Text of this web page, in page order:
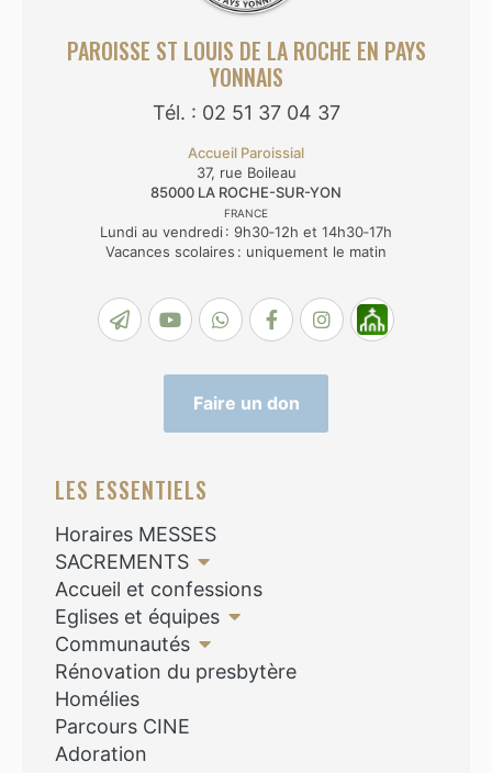
PAROISSE ST LOUIS DE LA ROCHE EN PAYS
YONNAIS
Tél. : 02 51 37 04 37
Accueil Paroissial
37, rue Boileau
85000 LA ROCHE-SUR-YON
FRANCE
Lundi au vendredi : 9h30‑12h et 14h30‑17h
Vacances scolaires : uniquement le matin
Faire un don
LES ESSENTIELS
Horaires MESSES
SACREMENTS
Accueil et confessions
Eglises et équipes
Communautés
Rénovation du presbytère
Homélies
Parcours CINE
Adoration